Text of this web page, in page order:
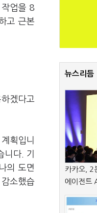
업을 8
고 근본
겠다고
획입니
다. 기
의 도면
소했습
뉴스리듬
카카오, 2
에이전트